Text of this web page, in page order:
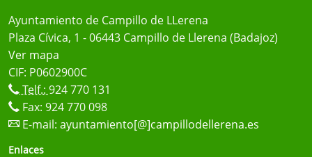
Ayuntamiento de Campillo de LLerena
Plaza Cívica, 1 - 06443 Campillo de Llerena (Badajoz)
Ver mapa
CIF: P0602900C
Telf.: 924 770 131
Fax: 924 770 098
E-mail: ayuntamiento[@]campillodellerena.es
Enlaces